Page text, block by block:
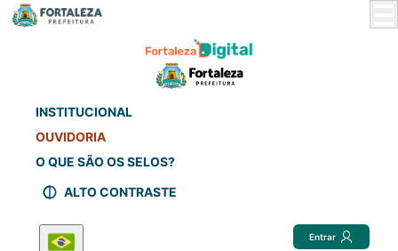
INSTITUCIONAL
OUVIDORIA
O QUE SÃO OS SELOS?
ALTO CONTRASTE
Entrar